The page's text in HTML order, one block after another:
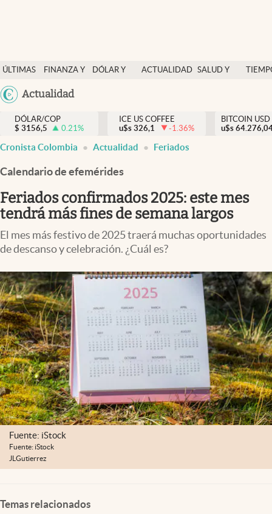
ÚLTIMAS
NOTICIAS
FINANZA Y
DÓLAR Y
ACTUALIDAD SALUD Y
México
Actualidad
Salud y nutrición
Vida espiritual
Actualidad
Colombia
DÓLAR/COP
$ 3156,5 0.21%
ICE US COFFEE
u$s 326,1 -1.36%
BITCOIN USD
u$s
Cronista Colombia Actualidad Feriados
Calendario de efemérides
Feriados confirmados 2025: este mes
tendrá más fines de semana largos
El mes más festivo de 2025 traerá muchas oportunidades
de descanso y celebración. ¿Cuál es?
Fuente: iStock
Fuente: iStock
JLGutierrez
Temas relacionados